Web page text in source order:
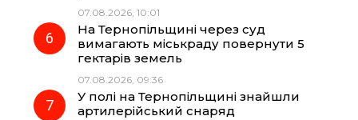
07.08.2026, 10:01
На Тернопільщині через суд
вимагають міськраду повернути 5
гектарів земель
07.08.2026, 09:36
У полі на Тернопільщині знайшли
артилерійський снаряд